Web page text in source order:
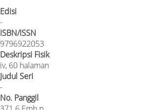
Edisi
-
ISBN/ISSN
9796922053
Deskripsi Fisik
iv, 60 halaman
Judul Seri
-
No. Panggil